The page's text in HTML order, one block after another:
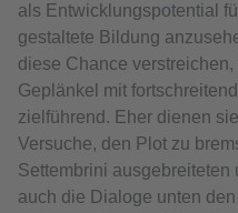
als Entwicklungspotential
gestaltete Bildung
diese Chance
Geplänkel mit
zielführend. Eher dienen
Versuche, den Plot zu
Settembrini
auch die Dialoge unten